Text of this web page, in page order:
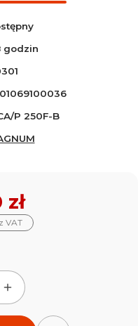
godzin
P 250F-B
VAT